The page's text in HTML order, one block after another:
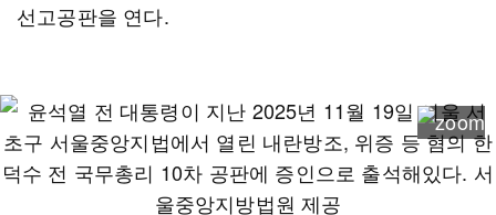
선고공판을 연다.